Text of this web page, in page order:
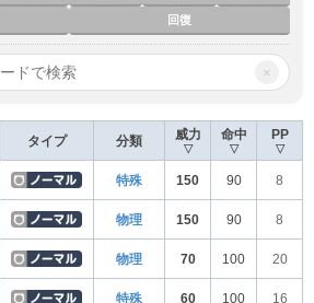
回復
×
タイプ 分類 威力
▽
命中
▽
PP
▽
特殊 150 90 8
物理 150 90 8
物理 70 100 20
特殊 60 100 16